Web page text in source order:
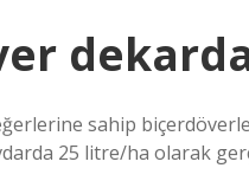
sahip
25 litre/ha olarak